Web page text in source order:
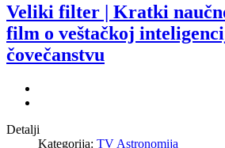
Veliki filter | Kratki
film o veštačkoj
čovečanstvu
Detalji
Kategorija: TV Astronomija